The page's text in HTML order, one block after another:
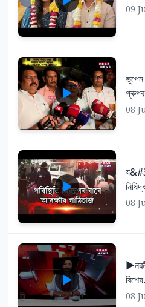
09
ভূপেন
গ্ৰুপৰ
08
08
08